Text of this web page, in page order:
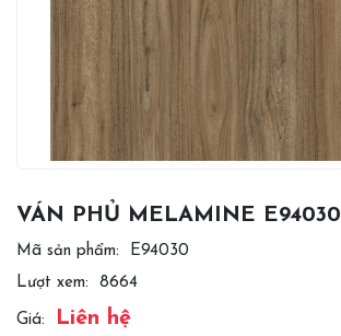
VÁN PHỦ MELAMINE E94030
Mã sản phẩm:
E94030
Lượt xem:
8664
Giá: Liên hệ